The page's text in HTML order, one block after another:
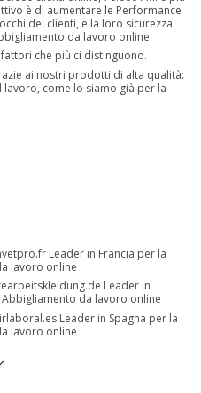
è di aumentare le Performance
dei clienti, e la loro sicurezza
da lavoro online.
che più ci distinguono.
ai nostri prodotti di alta qualità:
come lo siamo già per la
Leader in Francia per la
lavoro online
Leader in
da lavoro online
Leader in Spagna per la
lavoro online